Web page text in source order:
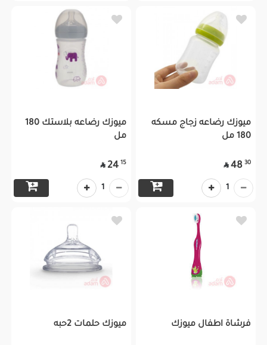
ميوزك رضاعه زجاج مسكه
180 مل
30
48

1
ميوزك رضاعه بلاستك 180
مل
15
24

1
فرشاة اطفال ميوزك ميوزك حلمات 2حبه